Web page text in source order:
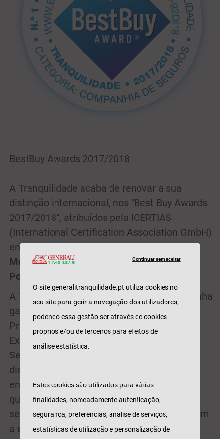
BestBuy Awards 2017/2018
A Tranquilidade acaba de renovar a sua
distinção internacional, nos "Best Buy Awards
2017/2018", atribuídos pela ICERTIAS
(International Certification Association GmbH)
enquanto"Marca de Seguros Nº1 para a
Melhor Relação Qualidade-Preço em
Portugal"
A Tranquilidade junta este prémio, que já tinha
ganho na edição anterior, à ‘Escolha dos
Profissionais' (ConsumerChoice), ‘Marca de
Excelência' (Superbrands) e ‘Melhor Grande
Seguradora Não Vida' (Exame). Estas
distinções, atribuídas por consumidores e
entidades independentes, reconhecem a
qualidade e competitividade dos produtos e
serviços da marca Tranquilidade e confirmam
a estratégia de foco no serviço ao cliente.
Continuar sem aceitar
O site generalitranquilidade.pt utiliza cookies no
seu site para gerir a navegação dos utilizadores,
podendo essa gestão ser através de cookies
próprios e/ou de terceiros para efeitos de
análise estatística.
Estes cookies são utilizados para várias
finalidades, nomeadamente autenticação,
segurança, preferências, análise de serviços,
estatísticas de utilização e personalização de